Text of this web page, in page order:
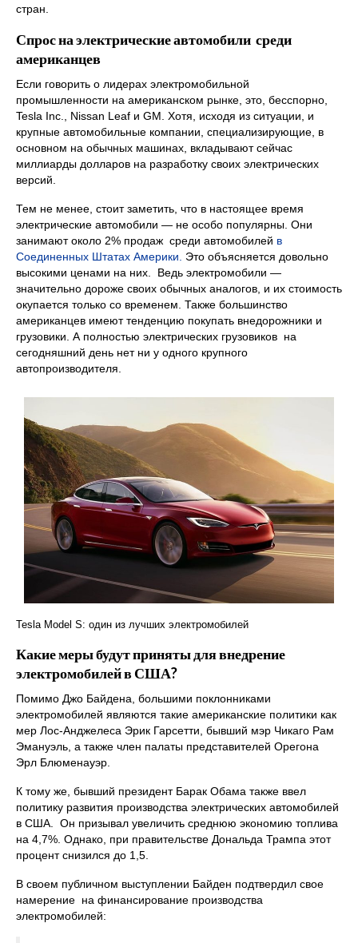
стран.
Спрос на электрические автомобили среди
американцев
Если говорить о лидерах электромобильной
промышленности на американском рынке, это, бесспорно,
Tesla Inc., Nissan Leaf и GM. Хотя, исходя из ситуации, и
крупные автомобильные компании, специализирующие, в
основном на обычных машинах, вкладывают сейчас
миллиарды долларов на разработку своих электрических
версий.
Тем не менее, стоит заметить, что в настоящее время
электрические автомобили — не особо популярны. Они
занимают около 2% продаж среди автомобилей в
Соединенных Штатах Америки. Это объясняется довольно
высокими ценами на них. Ведь электромобили —
значительно дороже своих обычных аналогов, и их стоимость
окупается только со временем. Также большинство
американцев имеют тенденцию покупать внедорожники и
грузовики. А полностью электрических грузовиков на
сегодняшний день нет ни у одного крупного
автопроизводителя.
Tesla Model S: один из лучших электромобилей
Какие меры будут приняты для внедрение
электромобилей в США?
Помимо Джо Байдена, большими поклонниками
электромобилей являются такие американские политики как
мер Лос-Анджелеса Эрик Гарсетти, бывший мэр Чикаго Рам
Эмануэль, а также член палаты представителей Орегона
Эрл Блюменауэр.
К тому же, бывший президент Барак Обама также ввел
политику развития производства электрических автомобилей
в США. Он призывал увеличить среднюю экономию топлива
на 4,7%. Однако, при правительстве Дональда Трампа этот
процент снизился до 1,5.
В своем публичном выступлении Байден подтвердил свое
намерение на финансирование производства
электромобилей: